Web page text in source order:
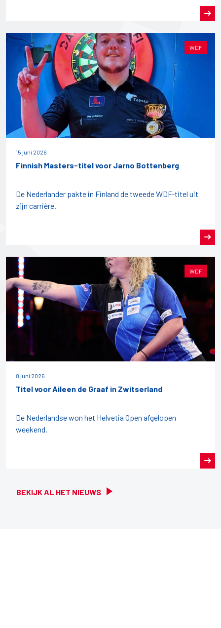
BEKIJK AL HET NIEUWS
WDF
15 juni 2026
Finnish Masters-titel voor Jarno Bottenberg
De Nederlander pakte in Finland de tweede WDF-titel uit
zijn carrière.
WDF
8 juni 2026
Titel voor Aileen de Graaf in Zwitserland
De Nederlandse won het Helvetia Open afgelopen
weekend.